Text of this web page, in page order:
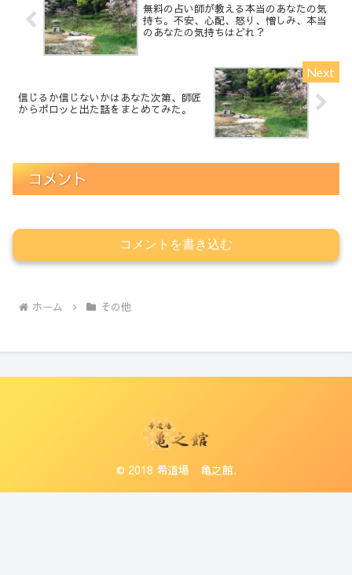
無料の占い師が教える本当のあなたの気
持ち。不安、心配、怒り、憎しみ、本当
のあなたの気持ちはどれ？
信じるか信じないかはあなた次第、師匠
からポロッと出た話をまとめてみた。
コメント
コメントを書き込む
ホーム その他
© 2018 希道場 亀之館.